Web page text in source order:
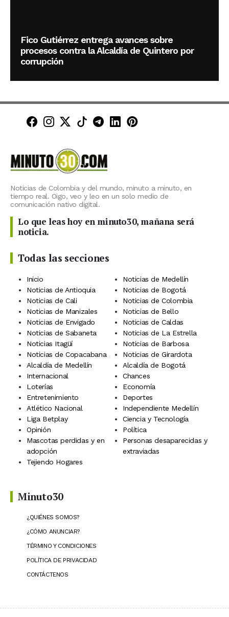
Fico Gutiérrez entrega avances sobre
procesos contra la Alcaldía de Quintero por
corrupción
Minuto30 en Facebook
Minuto30 en Instagram
Minuto30 en X (Twitter)
Minuto30 en TikTok
Canal de Minuto30 en
Minuto30 en LinkedIn
Minuto30 en
Noticias de Colombia y del mundo, minuto a minuto, en
tiempo real. Oigo, veo y leo en un solo medio de
comunicación nativo digital.
Lo que leas hoy en minuto30, mañana será
noticia.
Todas las secciones
Inicio
Noticias de Medellín
Noticias de Antioquia
Noticias de Bogotá
Noticias de Cali
Noticias de Colombia
Noticias de Manizales
Noticias de Bello
Noticias de Envigado
Noticias de Caldas
Noticias de Sabaneta
Noticias de La Estrella
Noticias Itagüí
Noticias de Barbosa
Noticias de Copacabana
Noticias de Girardota
Alcaldía de Medellín
Alcaldía de Bogotá
Internacional
Chances
Loterías
Economía
Entretenimiento
Deportes
Atlético Nacional
Independiente Medellín
Liga Betplay
Ciencia y Tecnología
Opinión
Política
Mascotas perdidas y en
adopción
Personas desaparecidas y
extraviadas
Tejiendo Hogares
Minuto30
¿QUIÉNES SOMOS?
¿CÓMO ANUNCIAR?
TÉRMINO Y CONDICIONES
POLÍTICA DE PRIVACIDAD
CONTÁCTENOS